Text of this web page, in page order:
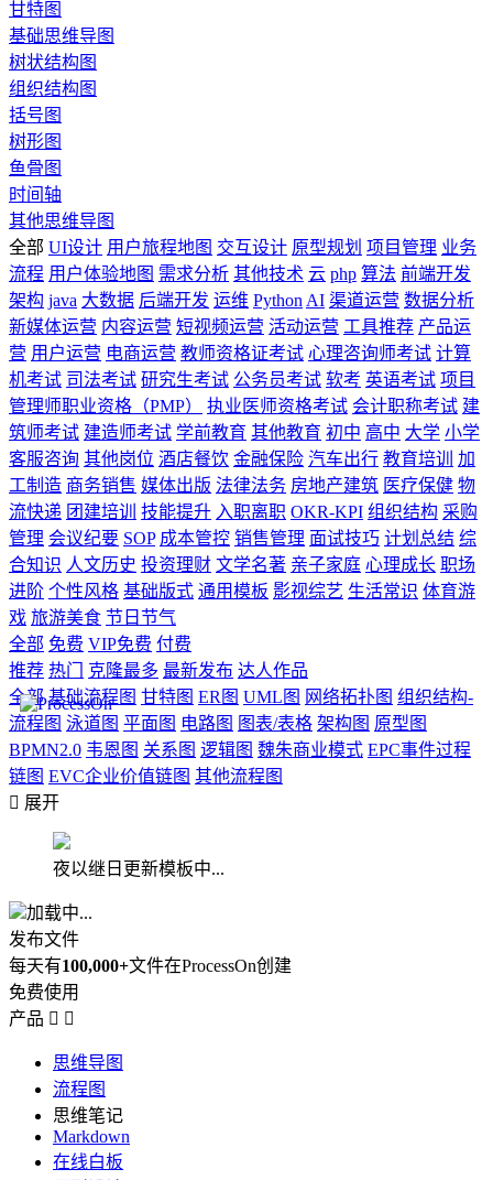
甘特图
基础思维导图
树状结构图
组织结构图
括号图
树形图
鱼骨图
时间轴
其他思维导图
全部 UI设计 用户旅程地图 交互设计 原型规划 项目管理 业务
流程 用户体验地图 需求分析 其他技术 云 php 算法 前端开发
架构 java 大数据 后端开发 运维 Python AI 渠道运营 数据分析
新媒体运营 内容运营 短视频运营 活动运营 工具推荐 产品运
营 用户运营 电商运营 教师资格证考试 心理咨询师考试 计算
机考试 司法考试 研究生考试 公务员考试 软考 英语考试 项目
管理师职业资格（PMP）
执业医师资格考试 会计职称考试 建
筑师考试 建造师考试 学前教育 其他教育 初中 高中 大学 小学
客服咨询 其他岗位 酒店餐饮 金融保险 汽车出行 教育培训
加
工制造 商务销售 媒体出版 法律法务 房地产建筑 医疗保健 物
流快递 团建培训 技能提升 入职离职 OKR-KPI 组织结构 采购
管理 会议纪要 SOP 成本管控 销售管理 面试技巧 计划总结 综
合知识 人文历史 投资理财 文学名著 亲子家庭 心理成长 职场
进阶 个性风格 基础版式 通用模板 影视综艺 生活常识 体育游
戏 旅游美食 节日节气
全部 免费 VIP免费 付费
推荐 热门 克隆最多 最新发布 达人作品
全部 基础流程图 甘特图 ER图 UML图 网络拓扑图 组织结构-
流程图 泳道图 平面图 电路图 图表/表格 架构图 原型图
BPMN2.0 韦恩图 关系图 逻辑图 魏朱商业模式 EPC事件过程
链图 EVC企业价值链图 其他流程图
 展开
夜以继日更新模板中...
加载中...
发布文件
每天有100,000+文件在ProcessOn创建
免费使用
产品  
思维导图
流程图
思维笔记
Markdown
在线白板